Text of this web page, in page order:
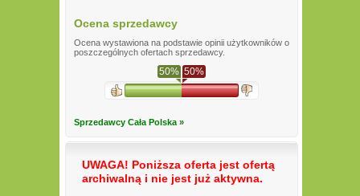
Ocena sprzedawcy
Ocena wystawiona na podstawie opinii użytkowników o
poszczególnych ofertach sprzedawcy.
50% 50%
Sprzedawcy Cała Polska »
UWAGA! Poniższa oferta jest ofertą
archiwalną i nie jest już aktywna.